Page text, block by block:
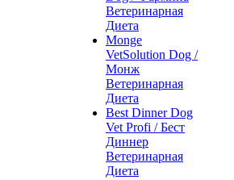
Ветеринарная
Диета
Monge
VetSolution Dog /
Монж
Ветеринарная
Диета
Best Dinner Dog
Vet Profi / Бест
Диннер
Ветеринарная
Диета